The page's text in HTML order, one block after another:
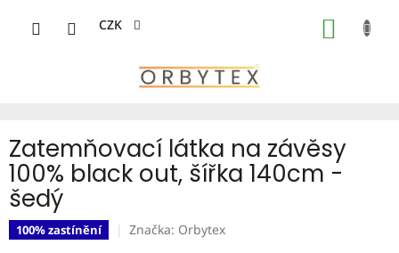
CZK
Zatemňovací látka na závěsy
100% black out, šířka 140cm -
šedý
100% zastínění Značka: Orbytex